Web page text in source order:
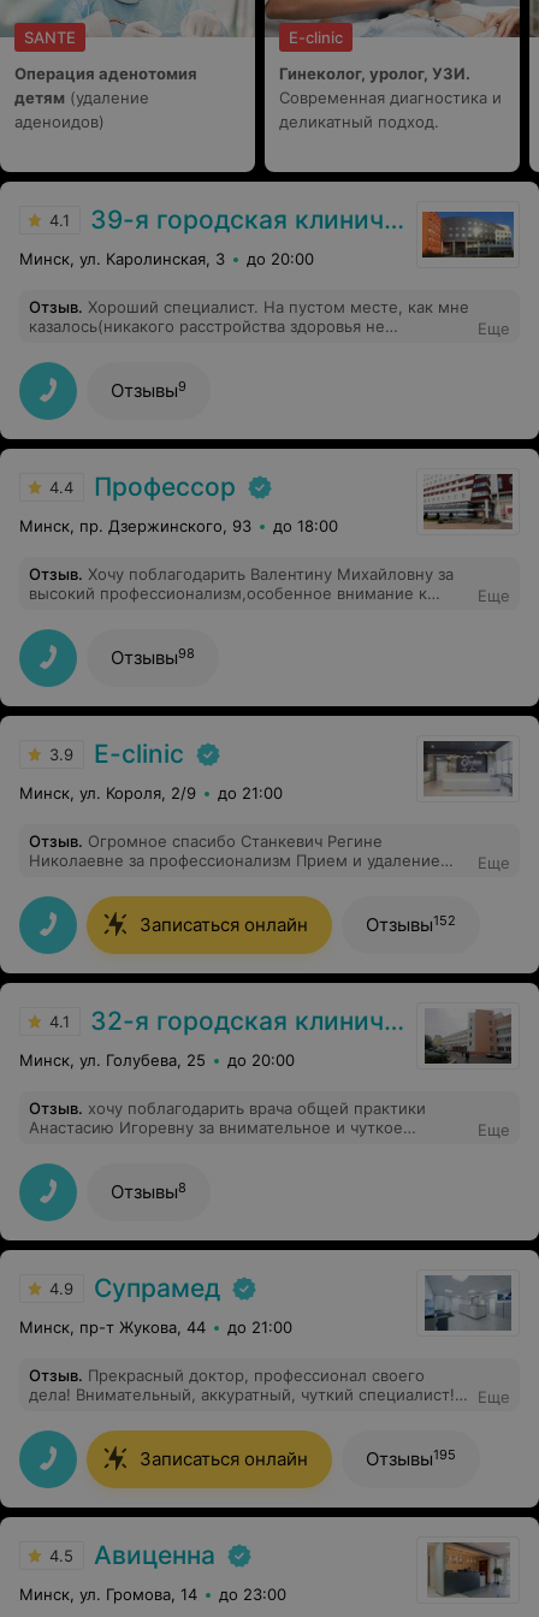
SANTE
Операция аденотомия
детям (удаление
аденоидов)
E-clinic
Гинеколог, уролог, УЗИ.
Современная диагностика и
деликатный подход.
4.1 39-я городская клиническая поликлиника
Минск, ул. Каролинская, 3 до 20:00
Отзыв. Хороший специалист. На пустом месте, как мне
казалось(никакого расстройства здоровья не
медосмотр), нашла такие проблемы в сердце, что я
сейчас сижу и пишу отзыв на больничной койке РНПЦ
КАРДИОЛОГИИ после сделанной операции. Большое
спасибо ДОКТОРУ, что очень внимательно отнеслась к
исследованию, а регулировать время посещения
администрации 39ой п-ки.
Еще
Отзывы9
4.4 Профессор
Минск, пр. Дзержинского, 93 до 18:00
Отзыв. Хочу поблагодарить Валентину Михайловну за
высокий профессионализм,особенное внимание к
познакомиться с этим доктором с большой буквы!!!
Спасибо огромное ей за мою доченьку, которая радует
меня уже 9 лет,не передать словами,какое это
огромное счастье и какой был пройден сложный путь
к её рождению!!!Всегда с теплом и добротой
её как доктора всем своим знакомым!!!
Еще
Отзывы98
3.9 E-clinic
Минск, ул. Короля, 2/9 до 21:00
Отзыв. Огромное спасибо Станкевич Регине
Николаевне за профессионализм Прием и удаление
Спасибо большое
Еще
Записаться онлайн Отзывы152
4.1 32-я городская клиническая поликлиника
Минск, ул. Голубева, 25 до 20:00
Отзыв. хочу поблагодарить врача общей практики
Анастасию Игоревну за внимательное и чуткое
Еще
Отзывы8
4.9 Супрамед
Минск, пр-т Жукова, 44 до 21:00
Отзыв. Прекрасный доктор, профессионал своего
дела! Внимательный, аккуратный, чуткий специалист!
доказательный и современный подход! Огромная
благодарность Екатерине Олег.!
Еще
Записаться онлайн Отзывы195
4.5 Авиценна
Минск, ул. Громова, 14 до 23:00